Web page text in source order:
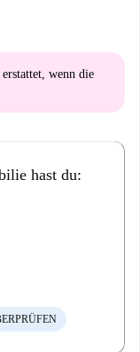
, wenn die
hast du: